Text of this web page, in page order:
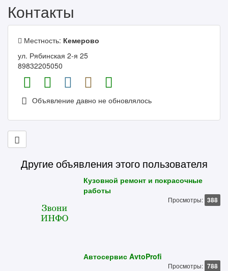
Контакты
Местность: Кемерово
ул. Рябинская 2-я 25
89832205050
Объявление давно не обновлялось
Другие объявления этого пользователя
Кузовной ремонт и покрасочные
работы
Просмотры: 388
Автосервис AvtoProfi
Просмотры: 788